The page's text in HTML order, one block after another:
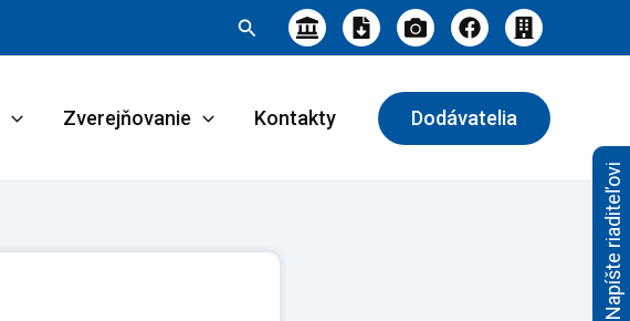
Hľadať
Zverejňovanie Kontakty Dodávatelia
Napíšte riaditeľovi